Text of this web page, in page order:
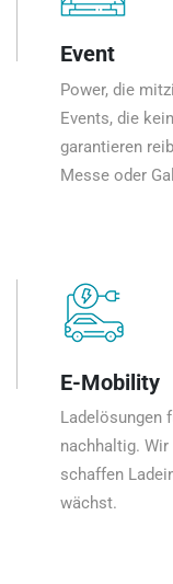
Event
Power, die
Events, die
garantieren
Messe oder
E-Mobility
Ladelösungen
nachhaltig. Wir
schaffen
wächst.